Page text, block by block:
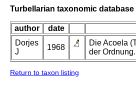
Turbellarian taxonomic database
author date
Dorjes
J
1968
Die Acoela
der Ordnung.
Return to taxon listing